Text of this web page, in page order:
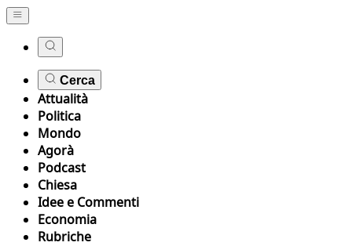
Cerca
Attualità
Politica
Mondo
Agorà
Podcast
Chiesa
Idee e Commenti
Economia
Rubriche